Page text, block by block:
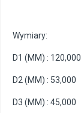
Wymiary:
D1 (MM) : 120,000
D2 (MM) : 53,000
D3 (MM) : 45,000